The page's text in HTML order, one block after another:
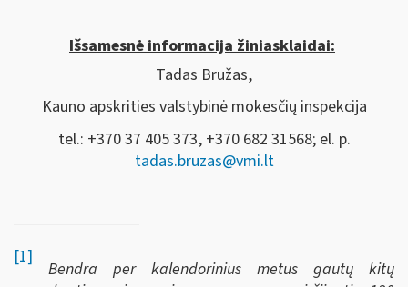
Išsamesnė informacija žiniasklaidai:
Tadas Bružas,
Kauno apskrities valstybinė mokesčių inspekcija
tel.: +370 37 405 373, +370 682 31568; el. p.
tadas.bruzas@vmi.lt
[1]
Bendra per kalendorinius metus gautų kitų